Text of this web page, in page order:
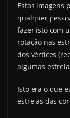
Estas imagens
qualquer
fazer isto com
rotação nas
dos vértices
algumas
Isto era o que
estrelas das